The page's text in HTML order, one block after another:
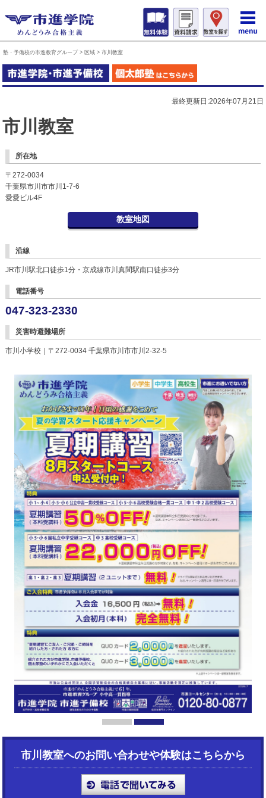
塾・予備校の市進教育グループ> 区域 > 市川教室
最終更新日:2026年07月21日
市川教室
所在地
〒272-0034
千葉県市川市市川1-7-6
愛愛ビル4F
教室地図
沿線
JR市川駅北口徒歩1分・京成線市川真間駅南口徒歩3分
電話番号
047-323-2330
災害時避難場所
市川小学校｜〒272-0034 千葉県市川市市川2-32-5
市川教室へのお問い合わせや体験はこちらから